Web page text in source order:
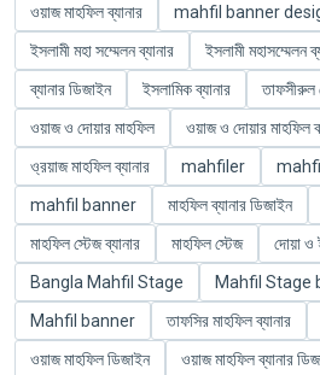
ওয়াজ মাহফিল ব্যানার
mahfil banner
ইসলামী মহা সম্মেলন ব্যানার
ইসলামী মহাসম্মেলন
ব্যানার ডিজাইন
ইসলামিক ব্যানার
ওয়াজ ও দোয়ার মাহফিল
ওয়াজ ও দোয়ার মাহফিল
ও্রয়াজ মাহফিল ব্যানার
mahfiler
mahfil banner
মাহফিল ব্যানার ডিজাইন
মাহফিল স্টেজ ব্যানার
মাহফিল স্টেজ
দোয়া ও
Bangla Mahfil Stage
Mahfil Stage
Mahfil banner
তাফসির মাহফিল ব্যানার
ওয়াজ মাহফিল ডিজাইন
ওয়াজ মাহফিল ব্যানার